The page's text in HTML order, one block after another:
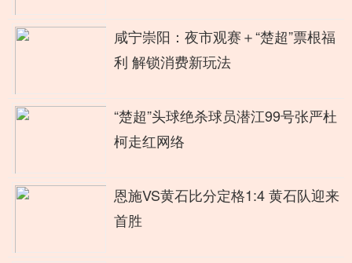
咸宁崇阳：夜市观赛＋“楚超”票根福
利 解锁消费新玩法
“楚超”头球绝杀球员潜江99号张严杜
柯走红网络
恩施VS黄石比分定格1:4 黄石队迎来
首胜